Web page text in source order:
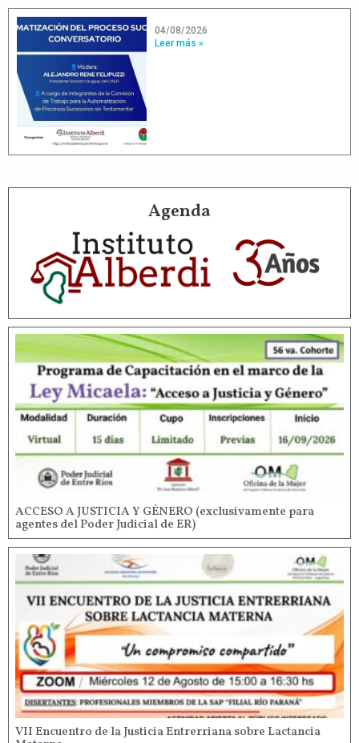
04/08/2026
Leer más »
Agenda
ACCESO A JUSTICIA Y GÉNERO (exclusivamente para
agentes del Poder Judicial de ER)
VII Encuentro de la Justicia Entrerriana sobre Lactancia